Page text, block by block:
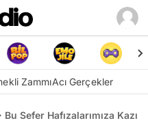
ZammıAcı Gerçekler
Bu Sefer Hafızalarımıza